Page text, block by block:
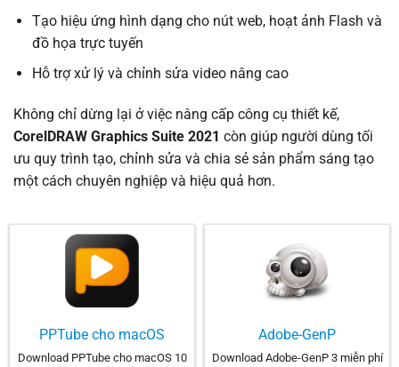
Tạo hiệu ứng hình dạng cho nút web, hoạt ảnh Flash và
đồ họa trực tuyến
Hỗ trợ xử lý và chỉnh sửa video nâng cao
Không chỉ dừng lại ở việc nâng cấp công cụ thiết kế,
CorelDRAW Graphics Suite 2021 còn giúp người dùng tối
ưu quy trình tạo, chỉnh sửa và chia sẻ sản phẩm sáng tạo
một cách chuyên nghiệp và hiệu quả hơn.
PPTube cho macOS
Download PPTube cho macOS 10
Adobe-GenP
Download Adobe-GenP 3 miễn phí